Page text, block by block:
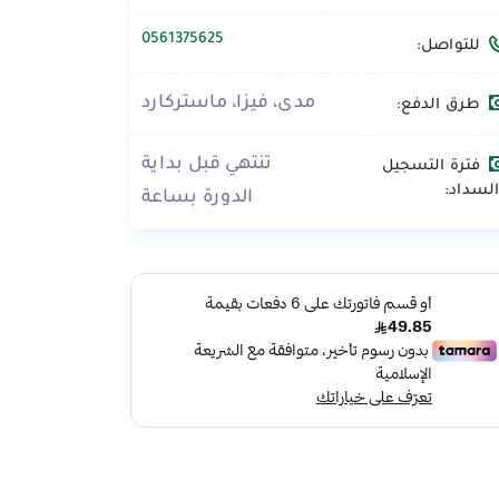
للتواصل: 0561375625
طرق الدفع: مدى، فيزا، ماستركارد
فترة التسجيل
تنتهي قبل بداية
الدورة بساعة